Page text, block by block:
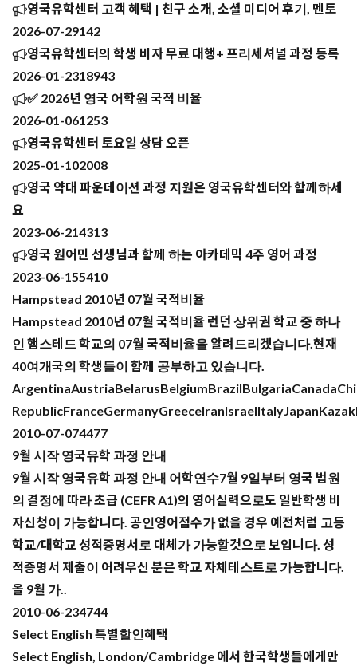
영국유학센터 고객 혜택 | 친구 소개, 소셜 미디어 후기, 멘토
2026-07-29142
영국유학센터의 학생 비자 무료 대행+ 프리세셔널 과정 등록
2026-01-2318943
✅ 2026년 영국 어학원 국적 비율
2026-01-061253
영국유학센터 토요일 상담 오픈
2025-01-102008
영국 약대 파운데이션 과정 지원은 영국유학센터와 함께하세
요
2023-06-214313
영국 원어민 선생님과 함께 하는 아카데믹 4주 영어 과정
2023-06-155410
Hampstead 2010년 07월 국적비율
Hampstead 2010년 07월 국적비율 런던 상위권 학교 중 하나
인 햄스테드 학교의 07월 국적비율을 알려드리겠습니다.현재
40여개국의 학생들이 함께 공부하고 있습니다.
2010-07-074477
9월 시작 영국유학 과정 안내
9월 시작 영국유학 과정 안내 어학연수7월 9일부터 영국 법원
의 결정에 따라 초급 (CEFR A1)의 영어실력으로도 일반학생 비
자신청이 가능합니다. 공인영어점수가 없을 경우 예전처럼 고등
학교/대학교 성적증명서로 대체가 가능할것으로 보입니다. 성
적증명서 제출이 어려우신 분은 학교 자체테스트로 가능합니다.
올 9월 가..
2010-06-234744
Select English 특별할인혜택
Select English, London/Cambridge 에서 한국학생들에게만